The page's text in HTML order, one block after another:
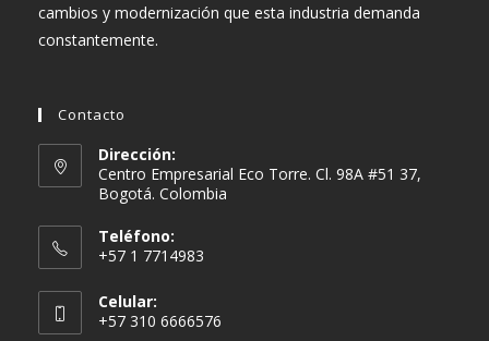
cambios y modernización que esta industria demanda
constantemente.
Contacto
Dirección:
Centro Empresarial Eco Torre. Cl. 98A #51 37,
Bogotá. Colombia
Teléfono:
+57 1 7714983
Celular:
+57 310 6666576